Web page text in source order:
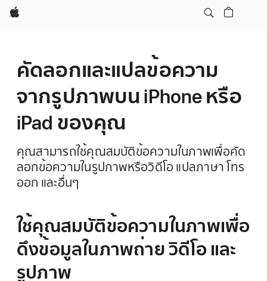
Apple
คัดลอกและแปลข้อความ
จากรูปภาพบน iPhone หรือ
iPad ของคุณ
คุณสามารถใช้คุณสมบัติข้อความในภาพเพื่อคัด
ลอกข้อความในรูปภาพหรือวิดีโอ แปลภาษา โทร
ออก และอื่นๆ
ใช้คุณสมบัติข้อความในภาพเพื่อ
ดึงข้อมูลในภาพถ่าย วิดีโอ และ
รูปภาพ